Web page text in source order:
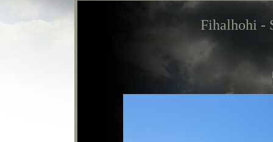
Fihalhohi -